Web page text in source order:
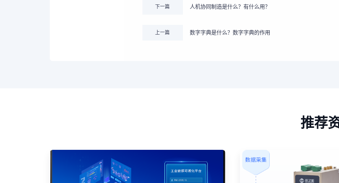
下一篇 人机协同制造是什么？有什么用？
上一篇 数字字典是什么？数字字典的作用
推荐